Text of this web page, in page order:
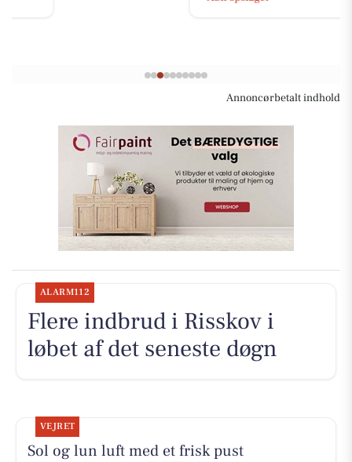
Annoncørbetalt indhold
ALARM112
Flere indbrud i Risskov i
løbet af det seneste døgn
VEJRET
Sol og lun luft med et frisk pust